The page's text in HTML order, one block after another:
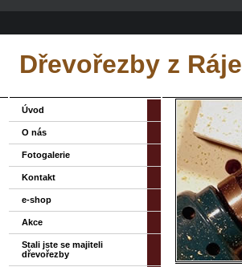
Dřevořezby z Ráje
Úvod
O nás
Fotogalerie
Kontakt
e-shop
Akce
Stali jste se majiteli
dřevořezby